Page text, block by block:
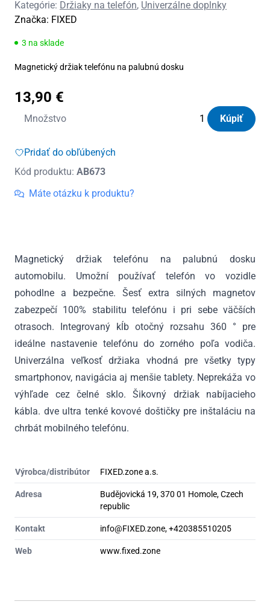
Kategórie: Držiaky na telefón, Univerzálne doplnky
Značka: FIXED
3 na sklade
Magnetický držiak telefónu na palubnú dosku
13,90 €
Množstvo
množstvo
magnetický
ventilácie
FIXED
dosku
s
kĺbom
Kúpiť
Pridať do obľúbených
Kód produktu: AB673
Máte otázku k produktu?
Magnetický držiak telefónu na palubnú dosku
automobilu. Umožní používať telefón vo vozidle
pohodlne a bezpečne. Šesť extra silných magnetov
zabezpečí 100% stabilitu telefónu i pri sebe väčších
otrasoch. Integrovaný kĺb otočný rozsahu 360 ° pre
ideálne nastavenie telefónu do zorného poľa vodiča.
Univerzálna veľkosť držiaka vhodná pre všetky typy
smartphonov, navigácia aj menšie tablety. Neprekáža vo
výhľade cez čelné sklo. Šikovný držiak nabíjacieho
kábla. dve ultra tenké kovové doštičky pre inštaláciu na
chrbát mobilného telefónu.
Výrobca/distribútor FIXED.zone a.s.
Adresa
Budějovická 19, 370 01 Homole, Czech
republic
Kontakt info@FIXED.zone, +420385510205
Web www.fixed.zone